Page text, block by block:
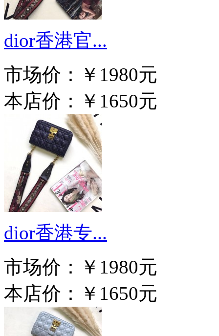
dior香港官...
市场价：
￥1980元
本店价：
￥1650元
dior香港专...
市场价：
￥1980元
本店价：
￥1650元